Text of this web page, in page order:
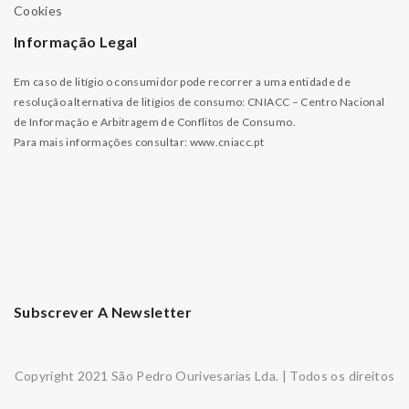
Cookies
Informação Legal
Em caso de litígio o consumidor pode recorrer a uma entidade de
resolução alternativa de litígios de consumo: CNIACC – Centro Nacional
de Informação e Arbitragem de Conflitos de Consumo.
Para mais informações consultar: www.cniacc.pt
Subscrever A Newsletter
Copyright 2021 São Pedro Ourivesarias Lda. | Todos os direitos